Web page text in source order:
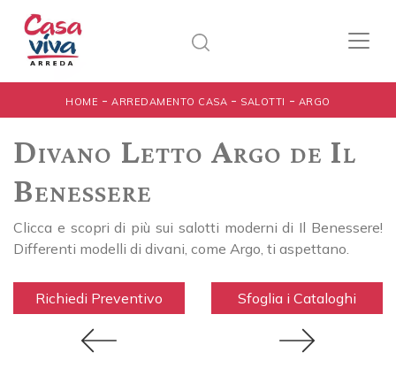
HOME -ARREDAMENTO CASA - SALOTTI - ARGO
Divano Letto Argo de Il
Benessere
Clicca e scopri di più sui salotti moderni di Il Benessere!
Differenti modelli di divani, come Argo, ti aspettano.
Richiedi Preventivo Sfoglia i Cataloghi